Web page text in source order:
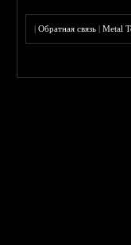
|Обратная связь |Metal